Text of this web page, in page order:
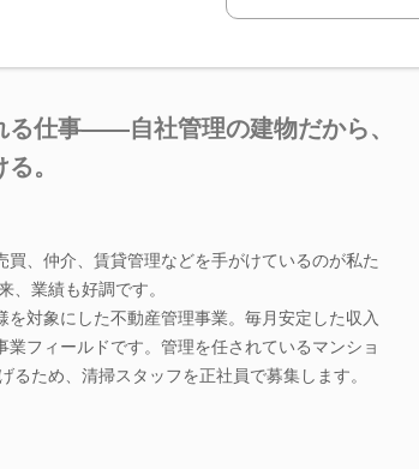
る仕事――自社管理の建物だから、
。
買、仲介、賃貸管理などを手がけているのが私た
、業績も好調です。
対象にした不動産管理事業。毎月安定した収入
フィールドです。管理を任されているマンショ
ため、清掃スタッフを正社員で募集します。